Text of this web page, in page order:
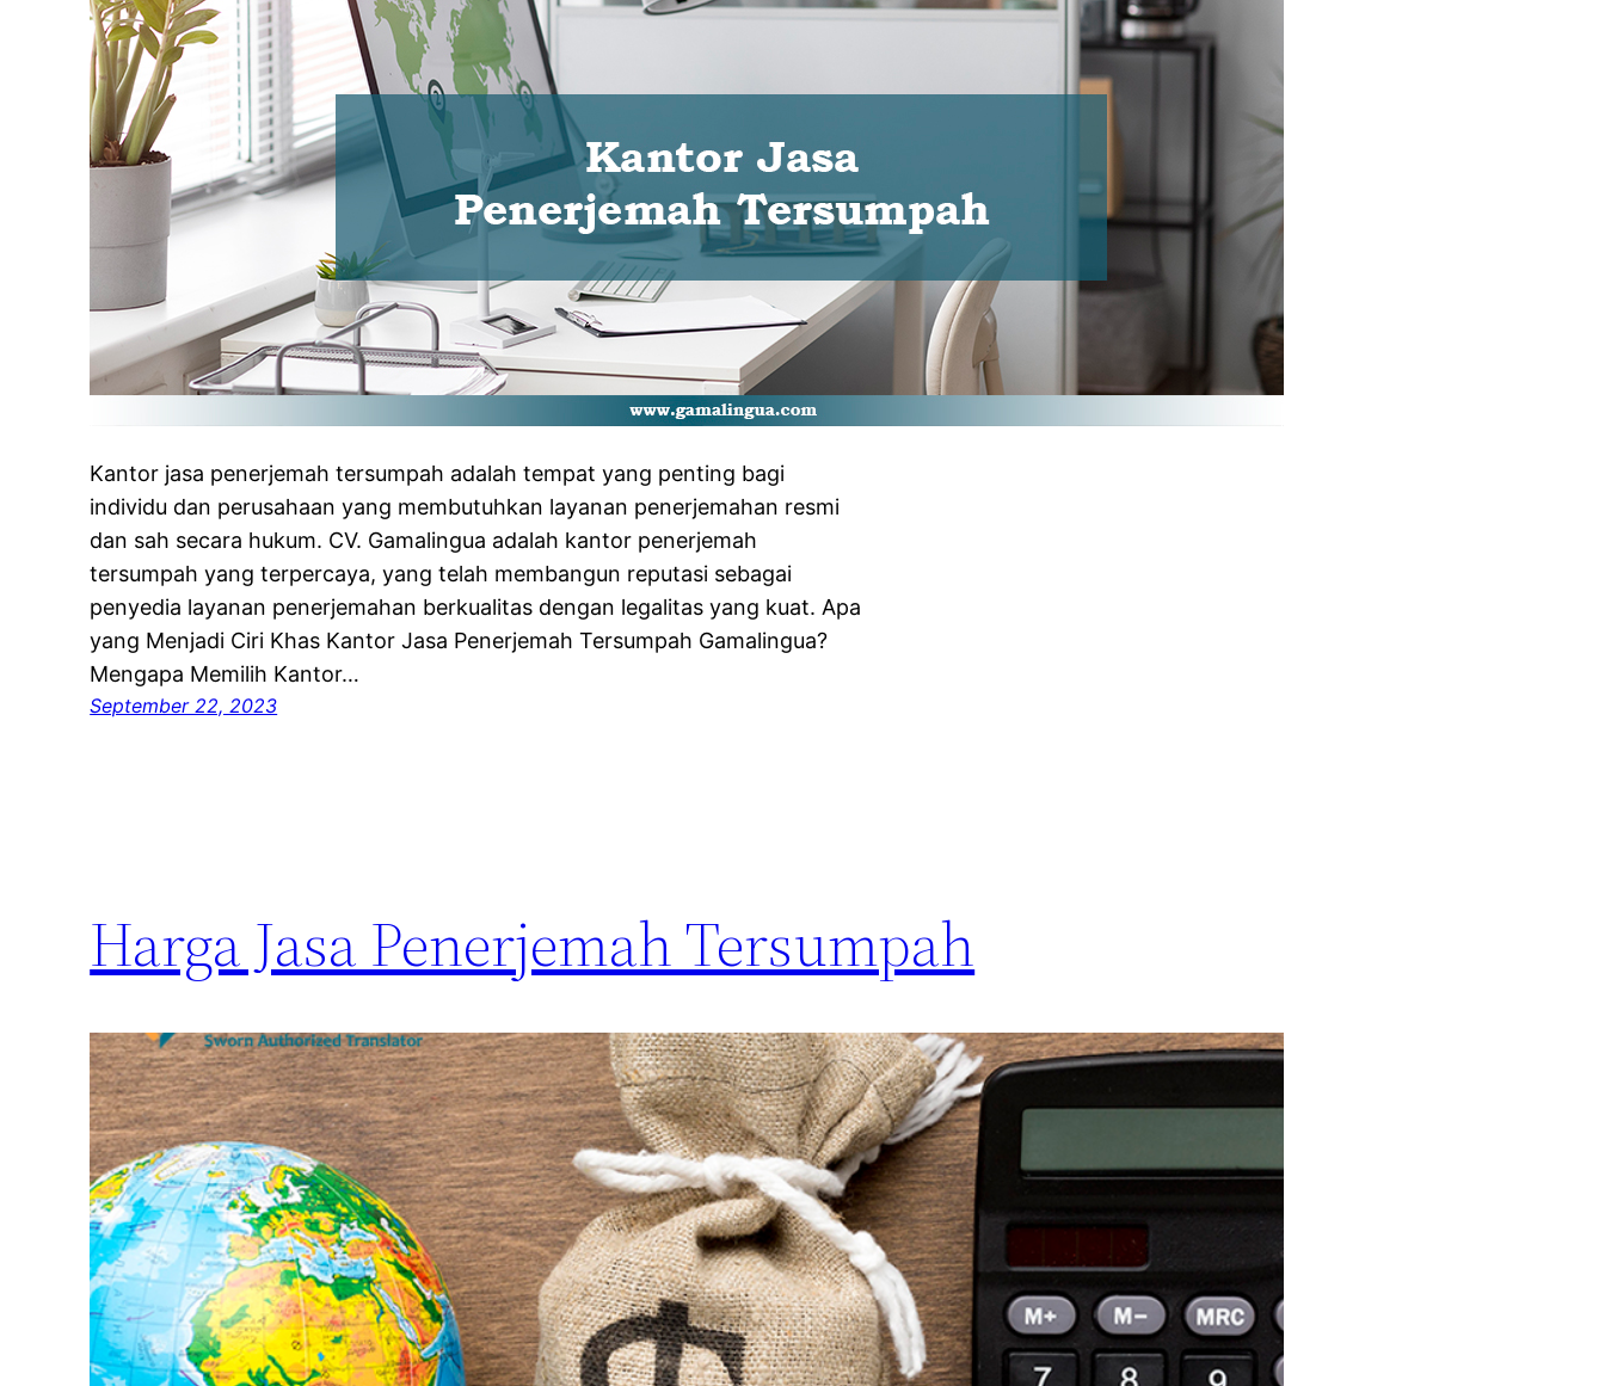
Kantor jasa penerjemah tersumpah adalah tempat yang penting bagi
individu dan perusahaan yang membutuhkan layanan penerjemahan resmi
dan sah secara hukum. CV. Gamalingua adalah kantor penerjemah
tersumpah yang terpercaya, yang telah membangun reputasi sebagai
penyedia layanan penerjemahan berkualitas dengan legalitas yang kuat. Apa
yang Menjadi Ciri Khas Kantor Jasa Penerjemah Tersumpah Gamalingua?
Mengapa Memilih Kantor…
September 22, 2023
Harga Jasa Penerjemah Tersumpah